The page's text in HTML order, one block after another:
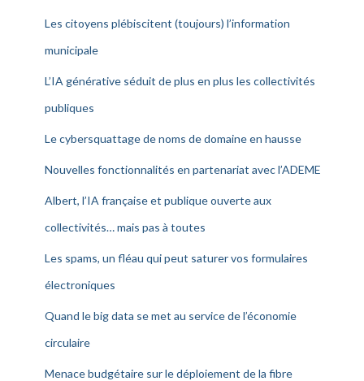
Les citoyens plébiscitent (toujours) l’information
municipale
L’IA générative séduit de plus en plus les collectivités
publiques
Le cybersquattage de noms de domaine en hausse
Nouvelles fonctionnalités en partenariat avec l’ADEME
Albert, l’IA française et publique ouverte aux
collectivités… mais pas à toutes
Les spams, un fléau qui peut saturer vos formulaires
électroniques
Quand le big data se met au service de l’économie
circulaire
Menace budgétaire sur le déploiement de la fibre